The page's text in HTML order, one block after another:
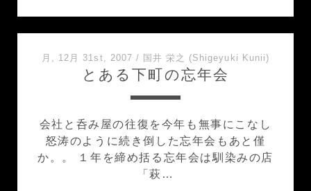
月, 12月 31st, 2007 / 国井 栄之 (Shigeyuki Kunii)
とある下町の忘年会
会社と呑み屋の往復を今年も無事にこなし
怒涛のように続き倒した忘年会もあと僅
か。。 １年を締め括る忘年会は馴染みの店
「萩…